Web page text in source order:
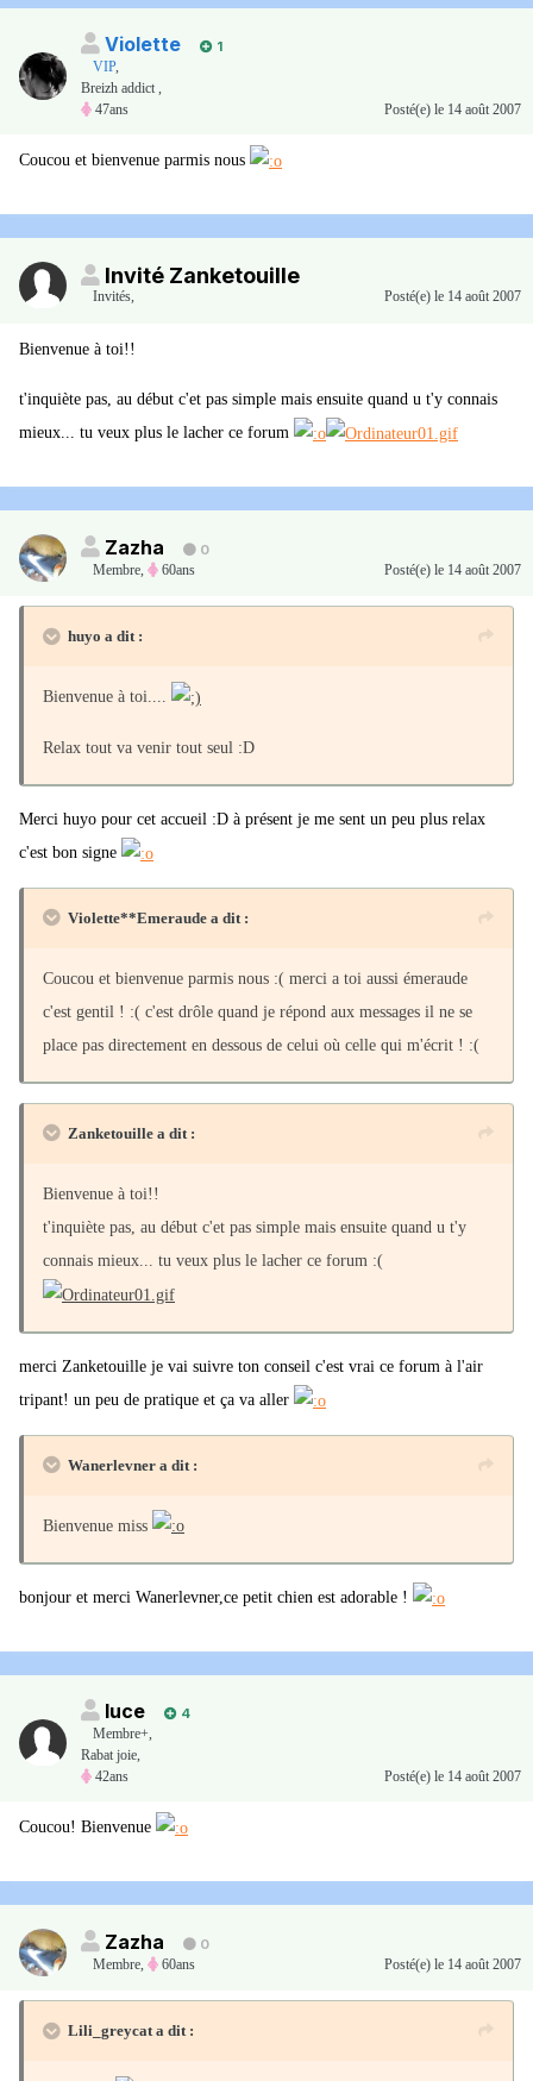
Violette
1
VIP,
Breizh addict ,
47ans
Posté(e) le 14 août 2007
Coucou et bienvenue parmis nous
Invité Zanketouille
Invités, Posté(e) le 14 août 2007
Bienvenue à toi!!
t'inquiète pas, au début c'et pas simple mais ensuite quand u t'y connais
mieux... tu veux plus le lacher ce forum
Zazha
0
Membre, 60ans Posté(e) le 14 août 2007
huyo a dit :
Bienvenue à toi....
Relax tout va venir tout seul :D
Merci huyo pour cet accueil :D à présent je me sent un peu plus relax
c'est bon signe
Violette**Emeraude a dit :
Coucou et bienvenue parmis nous :( merci a toi aussi émeraude
c'est gentil ! :( c'est drôle quand je répond aux messages il ne se
place pas directement en dessous de celui où celle qui m'écrit ! :(
Zanketouille a dit :
Bienvenue à toi!!
t'inquiète pas, au début c'et pas simple mais ensuite quand u t'y
connais mieux... tu veux plus le lacher ce forum :(
merci Zanketouille je vai suivre ton conseil c'est vrai ce forum à l'air
tripant! un peu de pratique et ça va aller
Wanerlevner a dit :
Bienvenue miss
bonjour et merci Wanerlevner,ce petit chien est adorable !
luce
4
Membre+,
Rabat joie,
42ans
Posté(e) le 14 août 2007
Coucou! Bienvenue
Zazha
0
Membre, 60ans Posté(e) le 14 août 2007
Lili_greycat a dit :